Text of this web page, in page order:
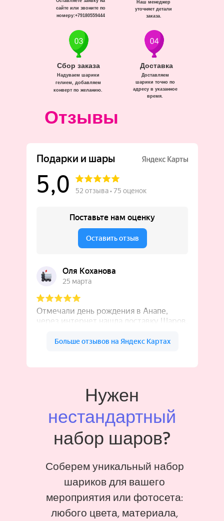
Доставка
Доставляем
шарики точно по
адресу в указанное
время.
Сбор заказа
Надуваем шарики
гелием, добавляем
конверт по желанию.
сайте или звоните по
номеру:+79180559444
Наш менеджер
уточняет детали
заказа.
Отзывы
Нужен
нестандартный
набор шаров?
Соберем уникальный набор
шариков для вашего
мероприятия или фотосета:
любого цвета, материала,